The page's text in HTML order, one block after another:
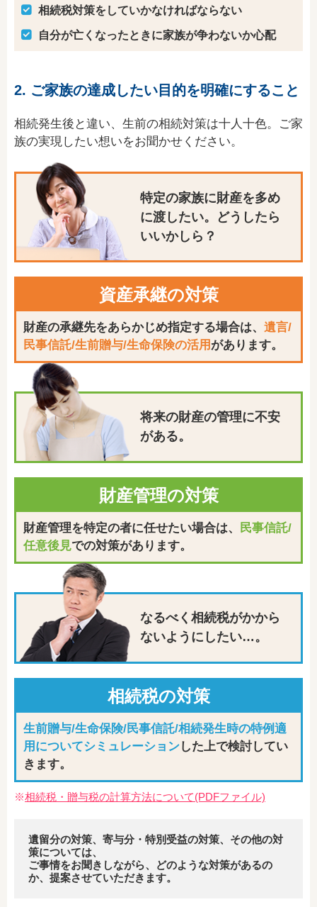
相続税対策をしていかなければならない
自分が亡くなったときに家族が争わないか心配
2. ご家族の達成したい目的を明確にすること
相続発生後と違い、生前の相続対策は十人十色。ご家
族の実現したい想いをお聞かせください。
特定の家族に財産を多め
に渡したい。
どうしたら
いいかしら？
資産承継の対策
財産の承継先をあらかじめ指定する場合は、 遺言/
民事信託/生前贈与/生命保険の活用があります。
将来の財産の管理に不安
がある。
財産管理の対策
財産管理を特定の者に任せたい場合は、
民事信託/
任意後見での対策があります。
なるべく相続税がかから
ないように したい…。
相続税の対策
生前贈与/生命保険/民事信託/相続発生時の特例適
用についてシミュレーションした上で検討してい
きます。
※相続税・贈与税の計算方法について(PDFファイル)
遺留分の対策、寄与分・特別受益の対策、その他の対
策については、
ご事情をお聞きしながら、どのような対策があるの
か、提案させていただきます。